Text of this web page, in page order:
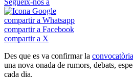
compartir a Whatsapp
compartir a Facebook
compartir a X
Des que es va confirmar la
una nova onada de rumors, debats,
cada dia.